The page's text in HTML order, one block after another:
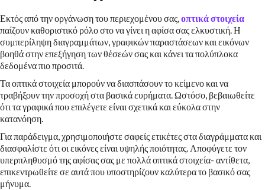
Εκτός από την οργάνωση του περιεχομένου σας,οπτικά στοιχεία
παίζουν καθοριστικό ρόλο στο να γίνει η αφίσα σας ελκυστική. Η
συμπερίληψη διαγραμμάτων, γραφικών παραστάσεων και εικόνων
βοηθά στην επεξήγηση των θέσεών σας και κάνει τα πολύπλοκα
δεδομένα πιο προσιτά.
Τα οπτικά στοιχεία μπορούν να διασπάσουν το κείμενο και να
τραβήξουν την προσοχή στα βασικά ευρήματα. Ωστόσο, βεβαιωθείτε
ότι τα γραφικά που επιλέγετε είναι σχετικά και εύκολα στην
κατανόηση.
Για παράδειγμα, χρησιμοποιήστε σαφείς ετικέτες στα διαγράμματα και
διασφαλίστε ότι οι εικόνες είναι υψηλής ποιότητας. Αποφύγετε τον
υπερπληθυσμό της αφίσας σας με πολλά οπτικά στοιχεία- αντίθετα,
επικεντρωθείτε σε αυτά που υποστηρίζουν καλύτερα το βασικό σας
μήνυμα.